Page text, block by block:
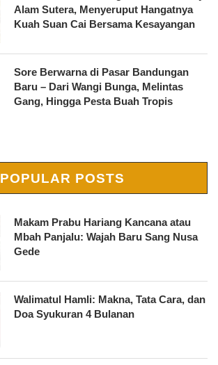
Alam Sutera, Menyeruput Hangatnya
Kuah Suan Cai Bersama Kesayangan
Sore Berwarna di Pasar Bandungan
Baru – Dari Wangi Bunga, Melintas
Gang, Hingga Pesta Buah Tropis
POPULAR POSTS
Makam Prabu Hariang Kancana atau
Mbah Panjalu: Wajah Baru Sang Nusa
Gede
Walimatul Hamli: Makna, Tata Cara, dan
Doa Syukuran 4 Bulanan